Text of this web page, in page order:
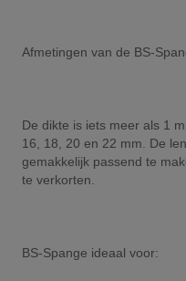
Afmetingen van de BS-
De dikte is iets meer als 1
16, 18, 20 en 22 mm. De
gemakkelijk passend te
te verkorten.
BS-Spange ideaal voor: